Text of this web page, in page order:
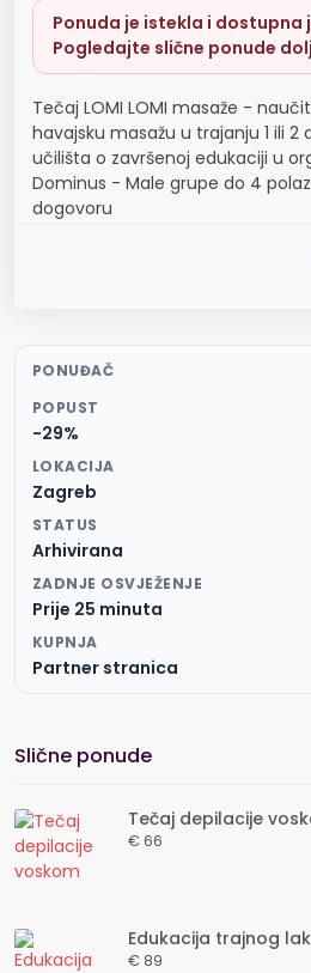
Ponuda je istekla i dostupna
Pogledajte slične ponude
Tečaj LOMI LOMI masaže -
havajsku masažu u trajanju 1 ili 2
učilišta o završenoj edukaciji u
Dominus - Male grupe do 4
dogovoru
PONUĐAČ
POPUST
-29%
LOKACIJA
Zagreb
STATUS
Arhivirana
ZADNJE OSVJEŽENJE
Prije 25 minuta
KUPNJA
Partner stranica
Slične ponude
Tečaj depilacije
€ 66
Edukacija trajnog
€ 89